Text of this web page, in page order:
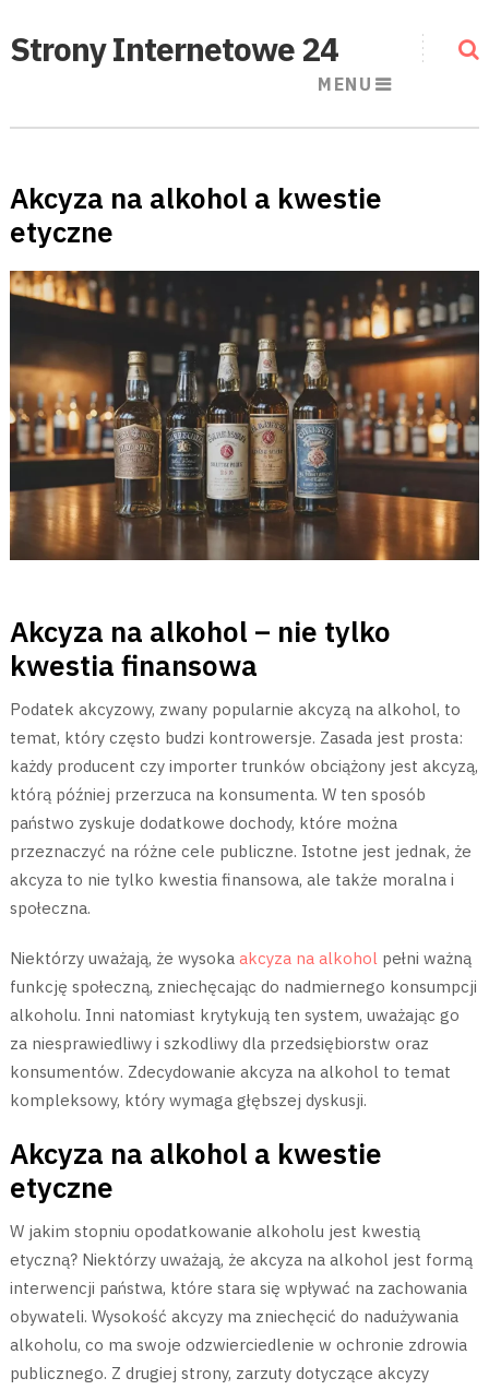
Strony Internetowe 24
MENU
Akcyza na alkohol a kwestie
etyczne
Akcyza na alkohol – nie tylko
kwestia finansowa
Podatek akcyzowy, zwany popularnie akcyzą na alkohol, to
temat, który często budzi kontrowersje. Zasada jest prosta:
każdy producent czy importer trunków obciążony jest akcyzą,
którą później przerzuca na konsumenta. W ten sposób
państwo zyskuje dodatkowe dochody, które można
przeznaczyć na różne cele publiczne. Istotne jest jednak, że
akcyza to nie tylko kwestia finansowa, ale także moralna i
społeczna.
Niektórzy uważają, że wysoka akcyza na alkoholpełni ważną
funkcję społeczną, zniechęcając do nadmiernego konsumpcji
alkoholu. Inni natomiast krytykują ten system, uważając go
za niesprawiedliwy i szkodliwy dla przedsiębiorstw oraz
konsumentów. Zdecydowanie akcyza na alkohol to temat
kompleksowy, który wymaga głębszej dyskusji.
Akcyza na alkohol a kwestie
etyczne
W jakim stopniu opodatkowanie alkoholu jest kwestią
etyczną? Niektórzy uważają, że akcyza na alkohol jest formą
interwencji państwa, które stara się wpływać na zachowania
obywateli. Wysokość akcyzy ma zniechęcić do nadużywania
alkoholu, co ma swoje odzwierciedlenie w ochronie zdrowia
publicznego. Z drugiej strony, zarzuty dotyczące akcyzy